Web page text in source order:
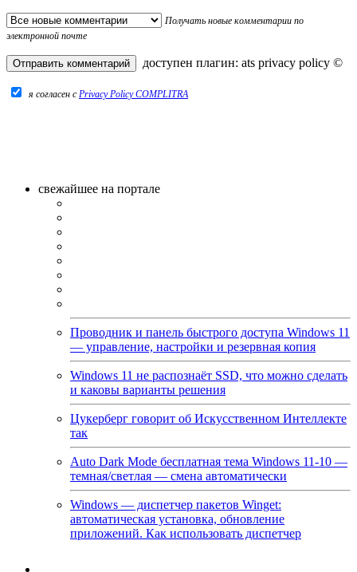
Получать новые комментарии по
электронной почте
доступен плагин: ats privacy policy ©
я согласен cPrivacy Policy COMPLITRA
свежайшее на портале
Проводник и панель быстрого доступа Windows 11
— управление, настройки и резервная копия
Windows 11 не распознаёт SSD, что можно сделать
и каковы варианты решения
Цукерберг говорит об Искусственном Интеллекте
так
Auto Dark Mode бесплатная тема Windows 11-10 —
темная/светлая — смена автоматически
Windows — диспетчер пакетов Winget:
автоматическая установка, обновление
приложений. Как использовать диспетчер